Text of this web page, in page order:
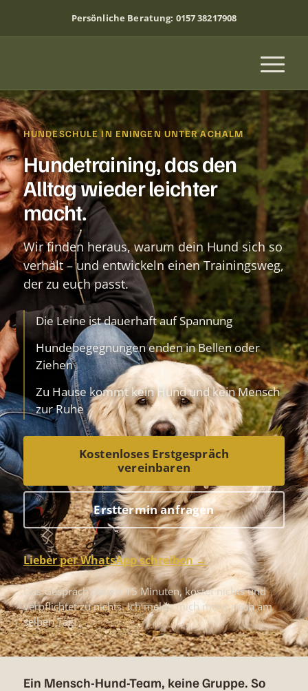
Persönliche Beratung: 0157 38217908
HUNDESCHULE IN ENINGEN UNTER ACHALM
Hundetraining, das den
Alltag wieder leichter
macht.
Wir finden heraus, warum dein Hund sich so
verhält – und entwickeln einen Trainingsweg,
der zu euch passt.
Die Leine ist dauerhaft auf Spannung
Hundebegegnungen enden in Bellen oder
Ziehen
Zu Hause kommt kein Hund und kein Mensch
zur Ruhe
Kostenloses Erstgespräch
vereinbaren
Ersttermin anfragen
Lieber per WhatsApp schreiben
Das Gespräch dauert 15 Minuten, kostet nichts und
verpflichtet zu nichts. Ich melde mich meist noch am
selben Tag.
Ein Mensch-Hund-Team, keine Gruppe. So